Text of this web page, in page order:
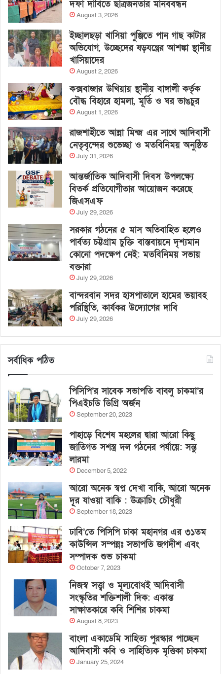
দফা দাবিতে ছাত্রজনতার মানববন্ধন
August 3, 2026
ইচ্ছালছড়া খাসিয়া পুঞ্জিতে পান গাছ কাটার
অভিযোগ, উচ্ছেদের ষড়যন্ত্রের আশঙ্কা স্থানীয়
খাসিয়াদের
August 2, 2026
কক্সবাজার উখিয়ায় স্থানীয় বাঙ্গালী কর্তৃক
বৌদ্ধ বিহারে হামলা, মূর্তি ও ঘর ভাঙচুর
August 1, 2026
রাজশাহীতে আন্না মিন্জ এর সাথে আদিবাসী
নেতৃবৃন্দের শুভেচ্ছা ও মতবিনিময় অনুষ্ঠিত
July 31, 2026
আন্তর্জাতিক আদিবাসী দিবস উপলক্ষ্যে
বিতর্ক প্রতিযোগীতার আয়োজন করেছে
জিএসএফ
July 29, 2026
সরকার গঠনের ৫ মাস অতিবাহিত হলেও
পার্বত্য চট্টগ্রাম চুক্তি বাস্তবায়নে দৃশ্যমান
কোনো পদক্ষেপ নেই: মতবিনিময় সভায়
বক্তারা
July 29, 2026
বান্দরবান সদর হাসপাতালে হামের ভয়াবহ
পরিস্থিতি, কার্যকর উদ্যোগের দাবি
July 29, 2026
সর্বাধিক পঠিত
পিসিপি’র সাবেক সভাপতি বাবলু চাকমা’র
পিএইচডি ডিগ্রি অর্জন
September 20, 2023
পাহাড়ে বিশেষ মহলের দ্বারা আরো কিছু
জাতিগত সশস্ত্র দল গঠনের পর্যায়ে: সন্তু
লারমা
December 5, 2022
আরো অনেক স্বপ্ন দেখা বাকি, আরো অনেক
দূর যাওয়া বাকি : উক্রাচিং চৌধুরী
September 18, 2023
ঢাবি’তে পিসিপি ঢাকা মহানগর এর ৩১তম
কাউন্সিল সম্পন্নঃ সভাপতি জগদীশ এবং
সম্পাদক শুভ চাকমা
October 7, 2023
নিজস্ব সত্ত্বা ও মূল্যবোধই আদিবাসী
সংস্কৃতির শক্তিশালী দিক: একান্ত
সাক্ষাতকারে কবি শিশির চাকমা
August 8, 2023
বাংলা একাডেমি সাহিত্য পুরস্কার পাচ্ছেন
আদিবাসী কবি ও সাহিত্যিক মৃত্তিকা চাকমা
January 25, 2024